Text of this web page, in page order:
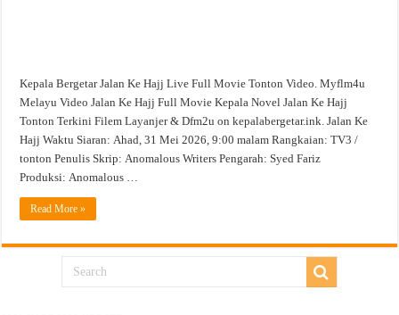
Kepala Bergetar Jalan Ke Hajj Live Full Movie Tonton Video. Myflm4u
Melayu Video Jalan Ke Hajj Full Movie Kepala Novel Jalan Ke Hajj
Tonton Terkini Filem Layanjer & Dfm2u on kepalabergetar.ink. Jalan Ke
Hajj Waktu Siaran: Ahad, 31 Mei 2026, 9:00 malam Rangkaian: TV3 /
tonton Penulis Skrip: Anomalous Writers Pengarah: Syed Fariz
Produksi: Anomalous …
Read More »